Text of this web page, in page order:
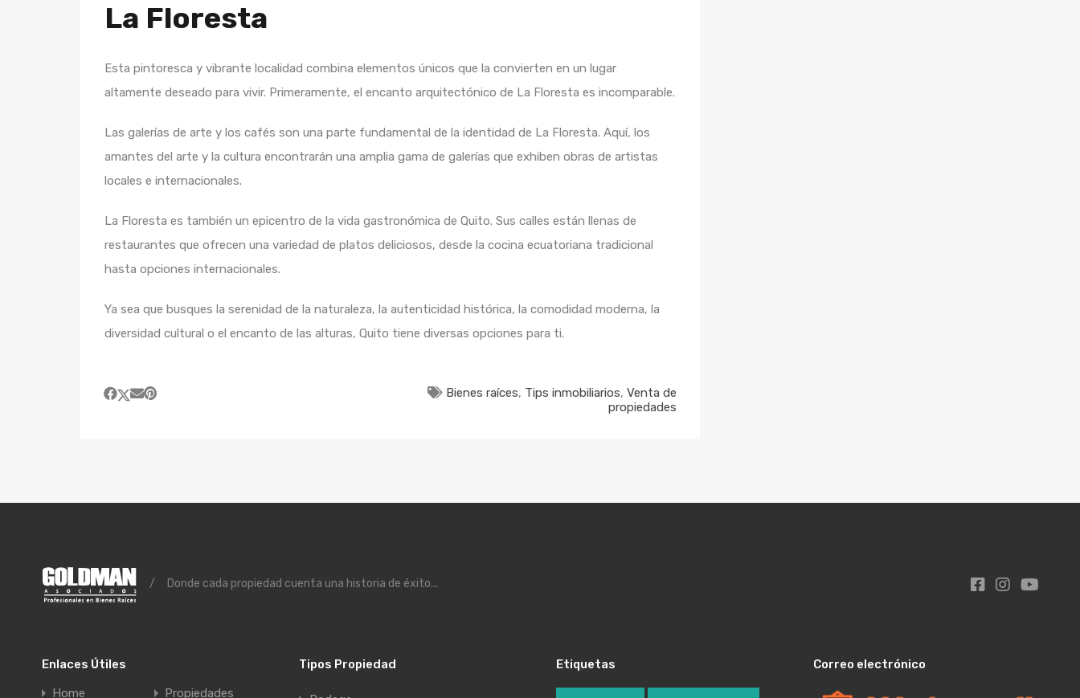
La Floresta
Esta pintoresca y vibrante localidad combina elementos únicos que la convierten en un lugar
altamente deseado para vivir. Primeramente, el encanto arquitectónico de La Floresta es incomparable.
Las galerías de arte y los cafés son una parte fundamental de la identidad de La Floresta. Aquí, los
amantes del arte y la cultura encontrarán una amplia gama de galerías que exhiben obras de artistas
locales e internacionales.
La Floresta es también un epicentro de la vida gastronómica de Quito. Sus calles están llenas de
restaurantes que ofrecen una variedad de platos deliciosos, desde la cocina ecuatoriana tradicional
hasta opciones internacionales.
Ya sea que busques la serenidad de la naturaleza, la autenticidad histórica, la comodidad moderna, la
diversidad cultural o el encanto de las alturas, Quito tiene diversas opciones para ti.
Bienes raíces, Tips inmobiliarios, Venta de
propiedades
/ Donde cada propiedad cuenta una historia de éxito...
Enlaces Útiles
Home
Propiedades
Tipos Propiedad Etiquetas Correo electrónico